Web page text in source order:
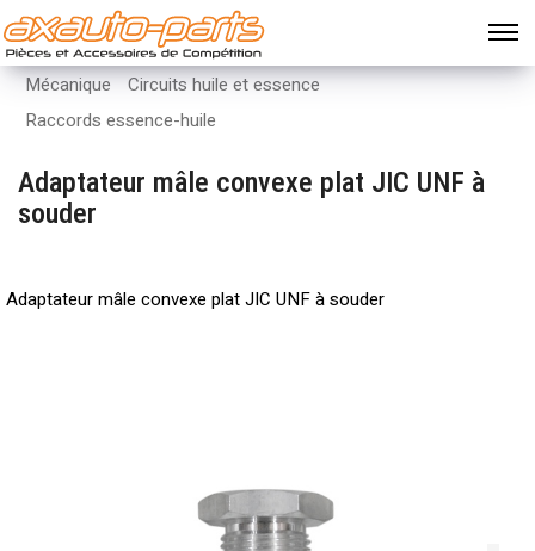
Mécanique
Circuits huile et essence
Raccords essence-huile
Adaptateur mâle convexe plat JIC UNF à
souder
Adaptateur mâle convexe plat JIC UNF à souder